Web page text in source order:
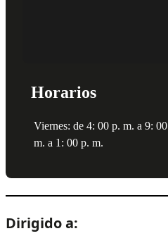
Horarios
Viernes: de 4: 00 p. m. a 9:
m. a 1: 00 p. m.
Dirigido a: